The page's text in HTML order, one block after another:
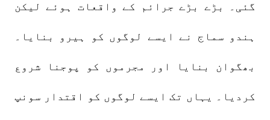
گئی۔ بڑے بڑے جرائم کے واقعات ہوئے لیکن
ہندو سماج نے ایسے لوگوں کو ہیرو بنایا۔
بھگوان بنایا اور مجرموں کو پوجنا شروع
کردیا۔ یہاں تک ایسے لوگوں کو اقتدار سونپ